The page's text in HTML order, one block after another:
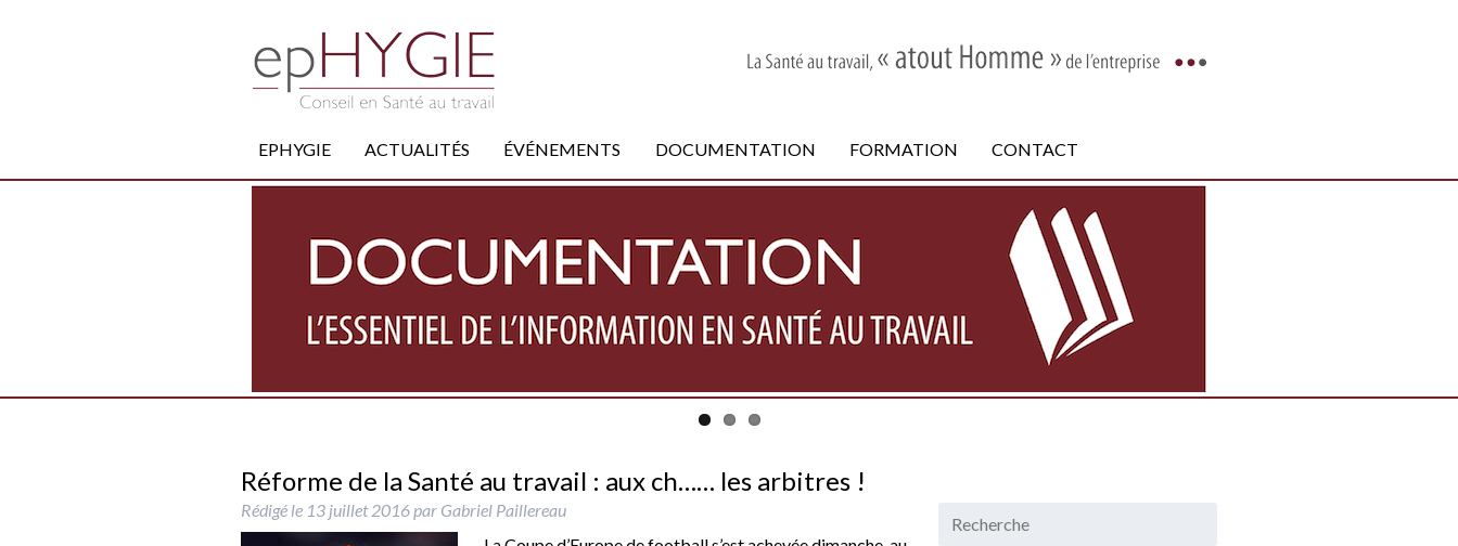
EPHYGIE ACTUALITÉS ÉVÉNEMENTS DOCUMENTATION FORMATION CONTACT
Réforme de la Santé au travail : aux ch…… les arbitres !
Rédigé le 13 juillet 2016 par Gabriel Paillereau